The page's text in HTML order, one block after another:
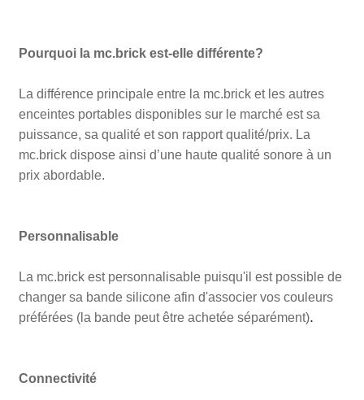
Pourquoi la mc.brick est-elle différente?
La différence principale entre la mc.brick et les autres
enceintes portables disponibles sur le marché est sa
puissance, sa qualité et son rapport qualité/prix. La
mc.brick dispose ainsi d’une haute qualité sonore à un
prix abordable.
Personnalisable
La mc.brick est personnalisable puisqu'il est possible de
changer sa bande silicone afin d'associer vos couleurs
préférées (la bande peut être achetée séparément).
Connectivité